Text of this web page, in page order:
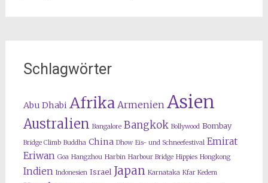
Schlagwörter
Abu Dhabi Afrika Armenien Asien
Australien Bangalore Bangkok Bollywood Bombay
Bridge Climb Buddha China Dhow Eis- und Schneefestival Emirat
Eriwan Goa Hangzhou Harbin Harbour Bridge Hippies Hongkong
Indien Indonesien Israel Japan Karnataka Kfar Kedem